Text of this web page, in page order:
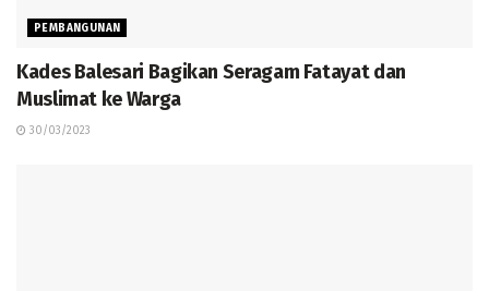
PEMBANGUNAN
Kades Balesari Bagikan Seragam Fatayat dan
Muslimat ke Warga
30/03/2023